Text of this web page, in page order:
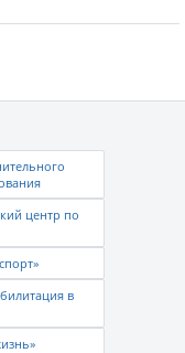
центр по
в